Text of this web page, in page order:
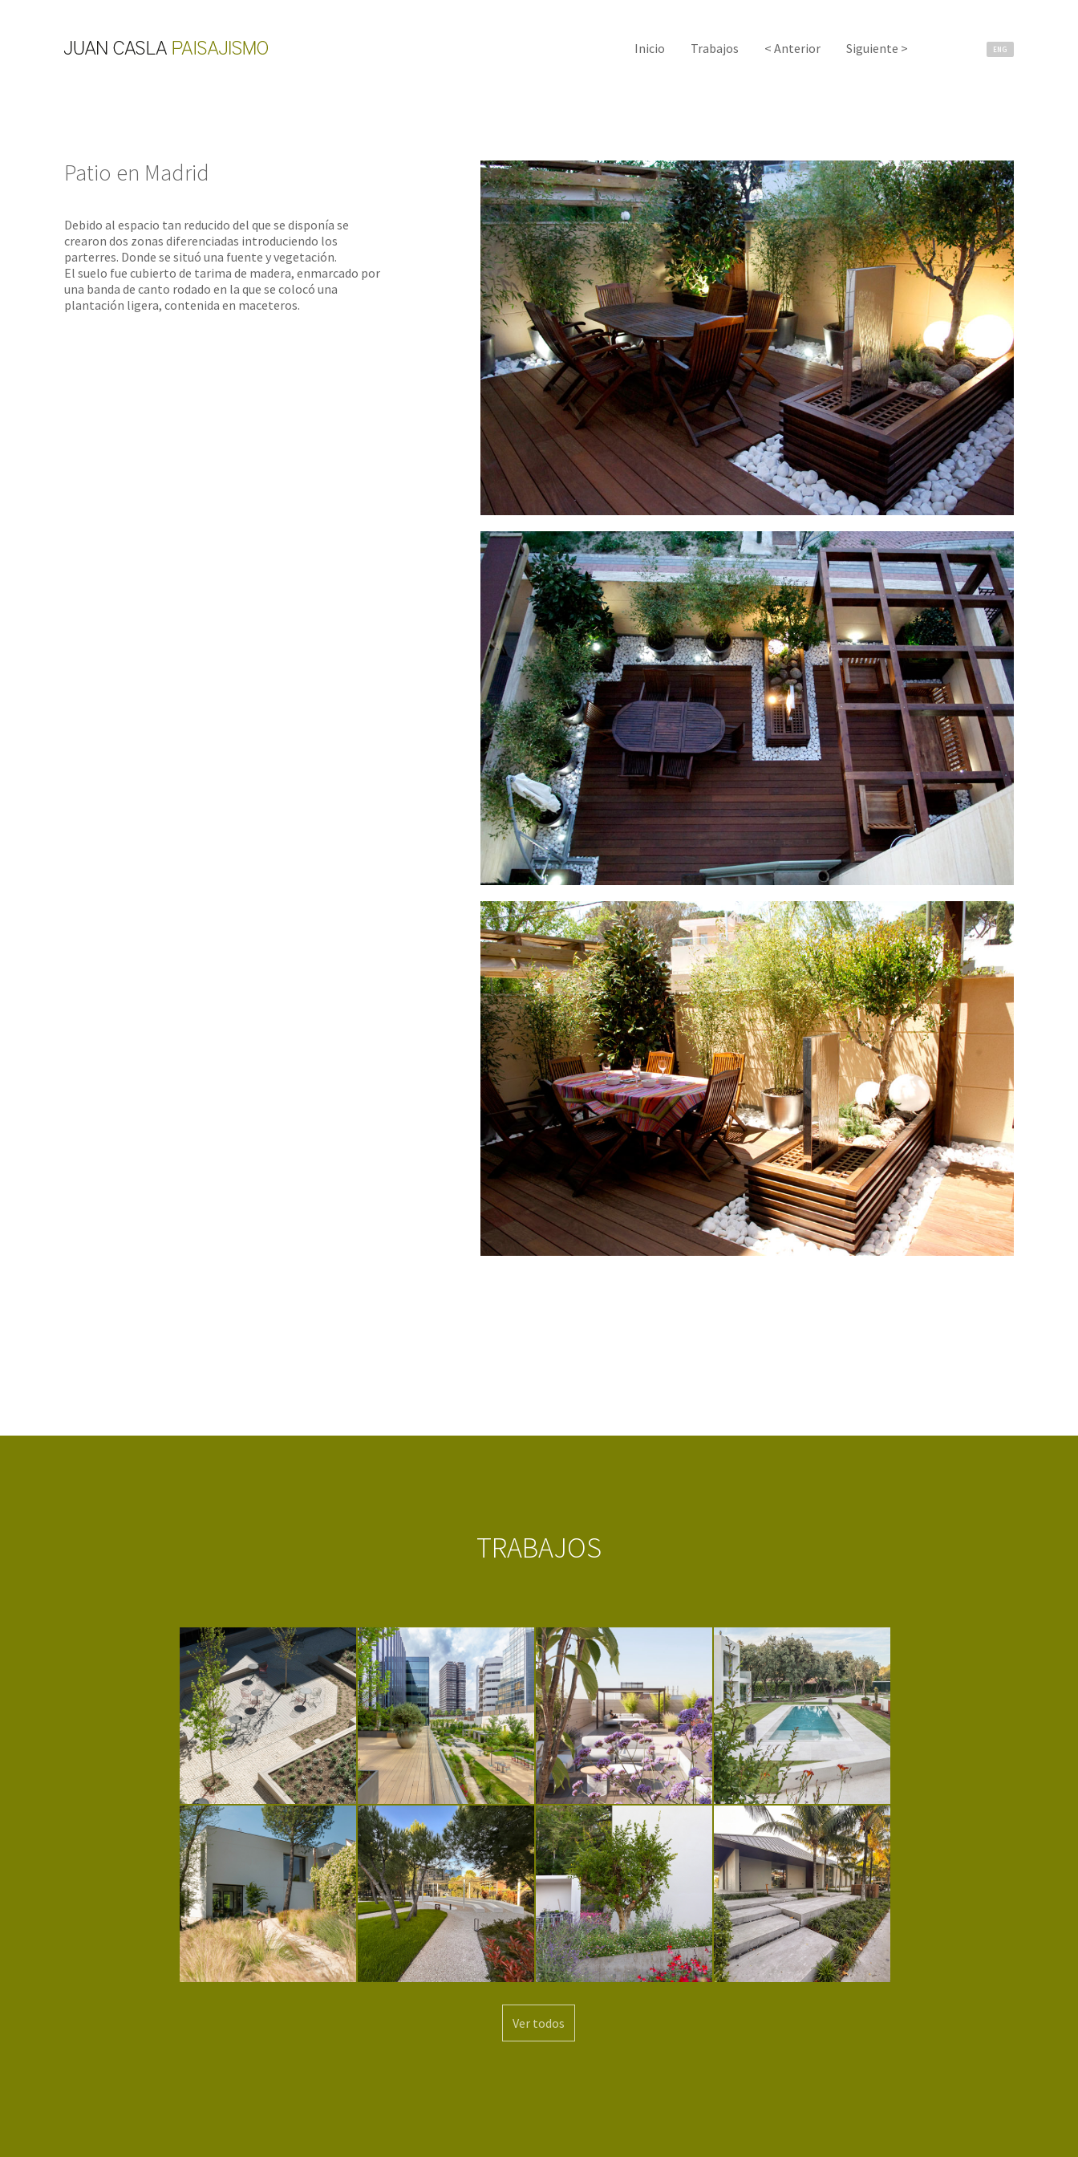
Inicio Trabajos < Anterior Siguiente > ENG
Patio en Madrid
Debido al espacio tan reducido del que se disponía se
crearon dos zonas diferenciadas introduciendo los
parterres. Donde se situó una fuente y vegetación.
El suelo fue cubierto de tarima de madera, enmarcado por
una banda de canto rodado en la que se colocó una
plantación ligera, contenida en maceteros.
TRABAJOS
Ver todos